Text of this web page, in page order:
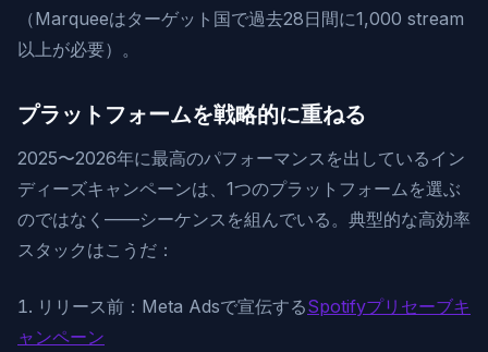
（Marqueeはターゲット国で過去28日間に1,000 stream
以上が必要）。
プラットフォームを戦略的に重ねる
2025〜2026年に最高のパフォーマンスを出しているイン
ディーズキャンペーンは、1つのプラットフォームを選ぶ
のではなく——シーケンスを組んでいる。典型的な高効率
スタックはこうだ：
リリース前：Meta Adsで宣伝するSpotifyプリセーブキ
ャンペーン